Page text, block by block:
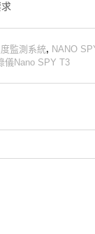
監測系統, NANO
儀Nano SPY T3